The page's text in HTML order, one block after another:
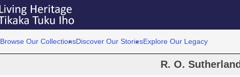
Browse Our CollectionsDiscover Our StoriesExplore Our Legacy
R. O. Sutherland